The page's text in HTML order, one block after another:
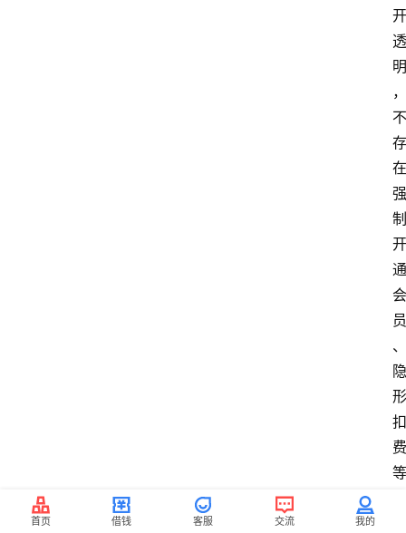
开
透
明
，
不
存
在
强
制
开
通
会
员
、
隐
形
扣
费
等
首页 借钱 客服 交流 我的